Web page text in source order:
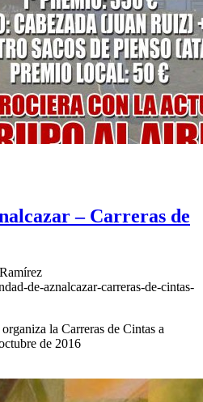
– Carreras de
de-aznalcazar-carreras-de-cintas-
la Carreras de Cintas a
de 2016
en la romería?
ermita?
que se celebran en el
Rocío?
tengo que hacer?